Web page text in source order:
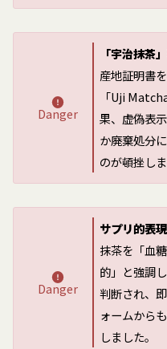
Danger
「宇治抹茶
産地証明書
「Uji
果、虚偽表
か廃棄処分
のが頓挫しま
Danger
サプリ的表
抹茶を「血
的」と強調
判断され、
ォームから
しました。